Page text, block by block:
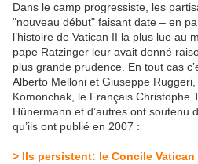
Dans le camp progressiste, les
"nouveau début" faisant date – en
l’histoire de Vatican II la plus lue au
pape Ratzinger leur avait donné
plus grande prudence. En tout cas
Alberto Melloni et Giuseppe Ruggeri,
Komonchak, le Français Christophe
Hünermann et d’autres ont soutenu
qu’ils ont publié en 2007 :
> Ils persistent: le Concile